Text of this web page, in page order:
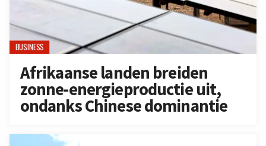
BUSINESS
Afrikaanse landen breiden
zonne-energieproductie uit,
ondanks Chinese dominantie